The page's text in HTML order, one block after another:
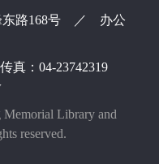
东路168号 ／ 办公
真：04-23742319
Library and
reserved.